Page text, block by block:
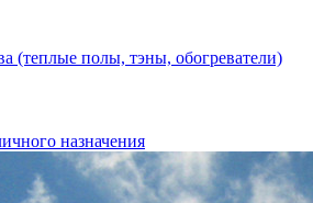
(теплые полы, тэны, обогреватели)
назначения